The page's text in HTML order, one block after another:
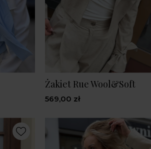
Żakiet Rue Wool&Soft
569,00 zł